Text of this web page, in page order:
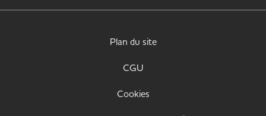
Plan du site
CGU
Cookies